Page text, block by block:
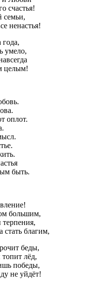
счастья!
семьи,
ненастья!
умело,
целым!
оплот.
быть.
большим,
стать благим,
беды,
лёд,
победы,
не уйдёт!